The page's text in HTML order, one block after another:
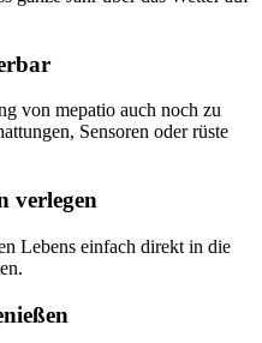
von mepatio auch noch zu
Sensoren oder rüste
verlegen
Lebens einfach direkt in die